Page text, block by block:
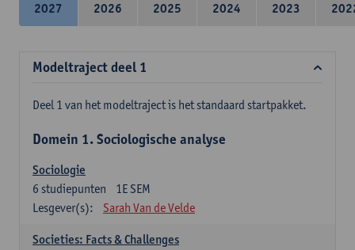
2027
2026
2025
2024
2023
Modeltraject deel 1
Deel 1 van het modeltraject is het standaard startpakket.
Domein 1. Sociologische analyse
Sociologie
1E SEM
6 studiepunten
Lesgever(s):
Sarah Van de Velde
Societies: Facts & Challenges